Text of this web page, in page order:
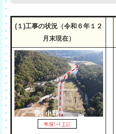
(１)工事の状況（令和６年１２
月末現在）